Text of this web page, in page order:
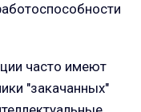
часто имеют
"закачанных"